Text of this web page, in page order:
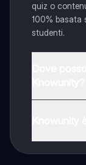
quiz o
100% basata
studenti.